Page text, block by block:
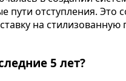
пути отступления.
на
5 лет?